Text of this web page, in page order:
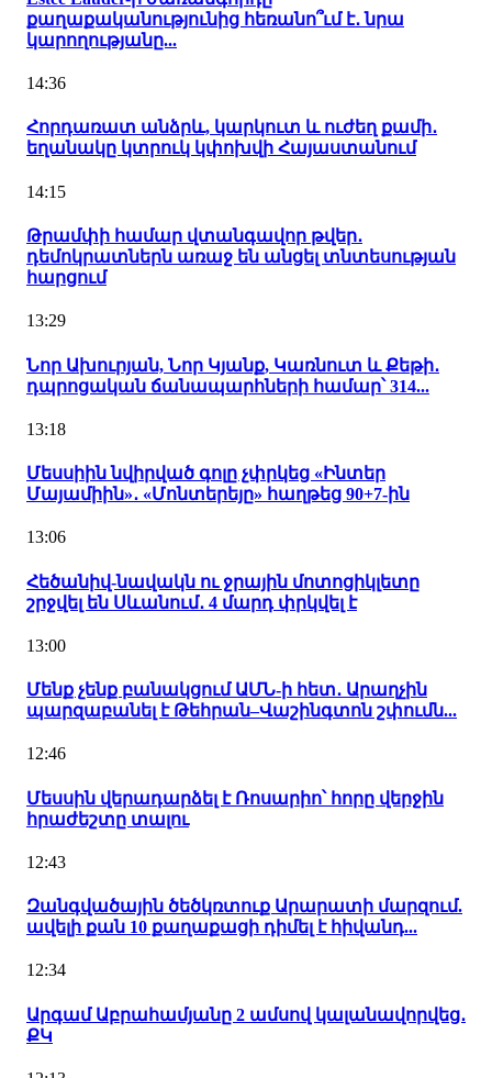
քաղաքականությունից հեռանո՞ւմ է․ նրա
կարողությանը...
14:36
Հորդառատ անձրև, կարկուտ և ուժեղ քամի․
եղանակը կտրուկ կփոխվի Հայաստանում
14:15
Թրամփի համար վտանգավոր թվեր․
դեմոկրատներն առաջ են անցել տնտեսության
հարցում
13:29
Նոր Ախուրյան, Նոր Կյանք, Կառնուտ և Քեթի․
դպրոցական ճանապարհների համար՝ 314...
13:18
Մեսսիին նվիրված գոլը չփրկեց «Ինտեր
Մայամիին»․ «Մոնտերեյը» հաղթեց 90+7-ին
13:06
Հեծանիվ-նավակն ու ջրային մոտոցիկլետը
շրջվել են Սևանում․ 4 մարդ փրկվել է
13:00
Մենք չենք բանակցում ԱՄՆ-ի հետ․ Արաղչին
պարզաբանել է Թեհրան–Վաշինգտոն շփումն...
12:46
Մեսսին վերադարձել է Ռոսարիո՝ հորը վերջին
հրաժեշտը տալու
12:43
Զանգվածային ծեծկռտուք Արարատի մարզում.
ավելի քան 10 քաղաքացի դիմել է հիվանդ...
12:34
Արգամ Աբրահամյանը 2 ամսով կալանավորվեց․
ՔԿ